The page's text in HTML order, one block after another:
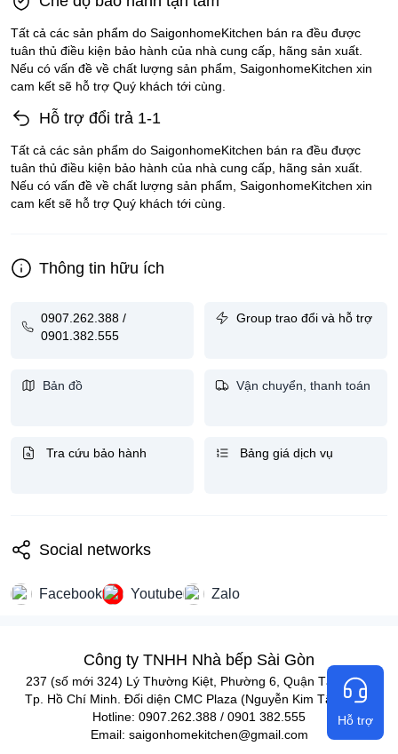
Tất cả các sản phẩm do SaigonhomeKitchen bán ra đều được
tuân thủ điều kiện bảo hành của nhà cung cấp, hãng sản xuất.
Nếu có vấn đề về chất lượng sản phẩm, SaigonhomeKitchen xin
cam kết sẽ hỗ trợ Quý khách tới cùng.
Hỗ trợ đổi trả 1-1
Tất cả các sản phẩm do SaigonhomeKitchen bán ra đều được
tuân thủ điều kiện bảo hành của nhà cung cấp, hãng sản xuất.
Nếu có vấn đề về chất lượng sản phẩm, SaigonhomeKitchen xin
cam kết sẽ hỗ trợ Quý khách tới cùng.
Thông tin hữu ích
0907.262.388 /
0901.382.555
Group trao đổi và hỗ trợ
Bản đồ Vận chuyển, thanh toán
Tra cứu bảo hành Bảng giá dịch vụ
Social networks
Facebook Youtube Zalo
Công ty TNHH Nhà bếp Sài Gòn
237 (số mới 324) Lý Thường Kiệt, Phường 6, Quận Tân Bình,
Tp. Hồ Chí Minh. Đối diện CMC Plaza (Nguyễn Kim Tân Bình)
Hotline: 0907.262.388 / 0901 382.555
Email: saigonhomekitchen@gmail.com
Hỗ trợ